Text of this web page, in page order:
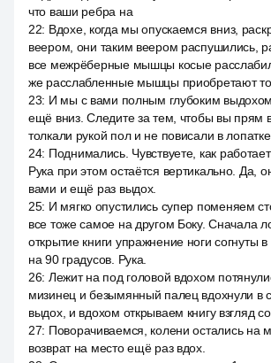
что ваши ребра на
22: Вдохе, когда мы опускаемся вниз,
веером, они таким веером распушились,
все межрёберные мышцы косые
же расслабленные мышцы приобретают
23: И мы с вами полным глубоким выдохом
ещё вниз. Следите за тем, чтобы вы прям
толкали рукой пол и не повисали в
24: Поднимались. Чувствуете, как
Рука при этом остаётся вертикально. Да,
вами и ещё раз выдох.
25: И мягко опустились супер поменяем
все тоже самое на другом Боку. Сначала
открытие книги упражнение ноги согнуты
на 90 градусов. Рука.
26: Лежит на под головой вдохом
мизинец и безымянный палец вдохнули в
выдох, и вдохом открываем книгу взгляд
27: Поворачиваемся, колени остались на
возврат на место ещё раз вдох.